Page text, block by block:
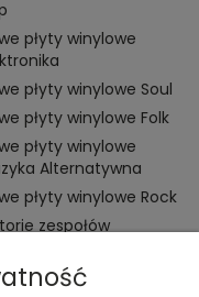
płyty winylowe
płyty winylowe Soul
płyty winylowe Folk
płyty winylowe
Alternatywna
płyty winylowe Rock
zespołów